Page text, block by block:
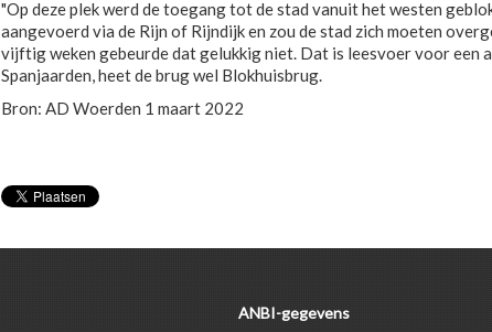
"Op deze plek werd de toegang tot de stad vanuit het westen
aangevoerd via de Rijn of Rijndijk en zou de stad zich moeten
vijftig weken gebeurde dat gelukkig niet. Dat is leesvoer voor een
Spanjaarden, heet de brug wel Blokhuisbrug.
Bron: AD Woerden 1 maart 2022
ANBI-gegevens